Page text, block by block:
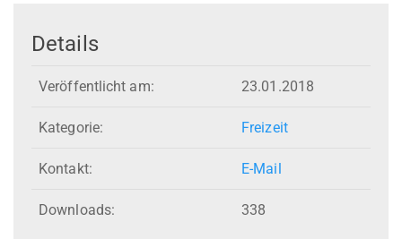
Details
Veröffentlicht am: 23.01.2018
Kategorie: Freizeit
Kontakt: E-Mail
Downloads: 338